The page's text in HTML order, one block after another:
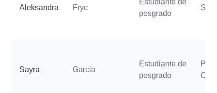
Aleksandra Fryc
Estudiante de
posgrado
Sayra Garcia
Estudiante de
posgrado